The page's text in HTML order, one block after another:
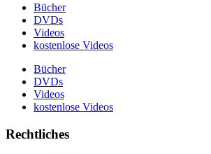
Bücher
DVDs
Videos
kostenlose Videos
Bücher
DVDs
Videos
kostenlose Videos
Rechtliches